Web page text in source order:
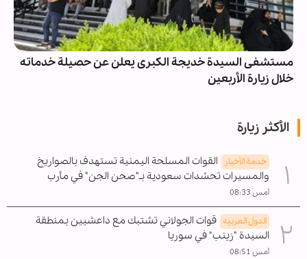
مستشفى السيدة خديجة الكبرى يعلن عن حصيلة خدماته
خلال زيارة الأربعين
الأكثر زيارة
خدمة الأخبار
القوات المسلحة اليمنية تستهدف بالصواريخ
والمسيرات تحشدات سعودية بـ"صحن الجن" في مأرب
أمس 08:33
الدول العربیه قوات الجولاني تشتبك مع داعشيين بمنطقة
السيدة "زينب" في سوريا
أمس 08:51